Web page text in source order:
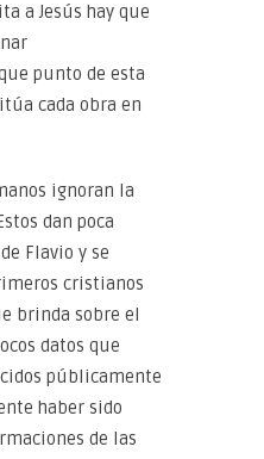
a Jesús hay que
punto de esta
cada obra en
ignoran la
dan poca
Flavio y se
cristianos
brinda sobre el
datos que
públicamente
haber sido
de las